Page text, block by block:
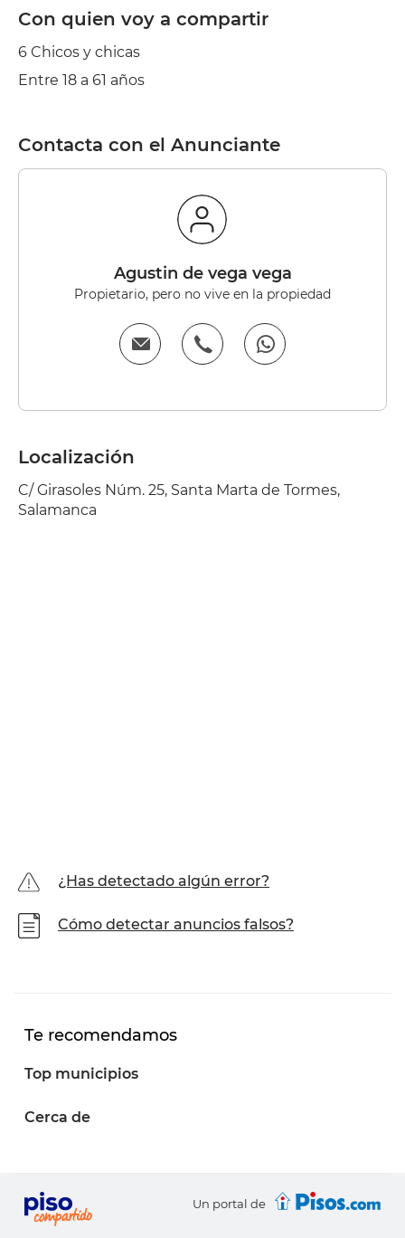
Con quien voy a compartir
6 Chicos y chicas
Entre 18 a 61 años
Contacta con el Anunciante
Agustin de vega vega
Propietario, pero no vive en la propiedad
Localización
C/ Girasoles Núm. 25, Santa Marta de Tormes,
Salamanca
¿Has detectado algún error?
Cómo detectar anuncios falsos?
Te recomendamos
Top municipios
Cerca de
Un portal de